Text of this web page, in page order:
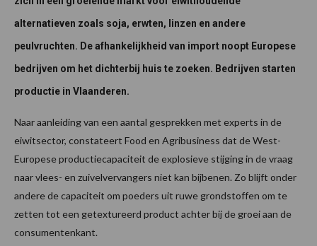
alternatieven zoals soja, erwten, linzen en andere
peulvruchten. De afhankelijkheid van import noopt Europese
bedrijven om het dichterbij huis te zoeken. Bedrijven starten
productie in Vlaanderen.
Naar aanleiding van een aantal gesprekken met experts in de
eiwitsector, constateert Food en Agribusiness dat de West-
Europese productiecapaciteit de explosieve stijging in de vraag
naar vlees- en zuivelvervangers niet kan bijbenen. Zo blijft onder
andere de capaciteit om poeders uit ruwe grondstoffen om te
zetten tot een getextureerd product achter bij de groei aan de
consumentenkant.